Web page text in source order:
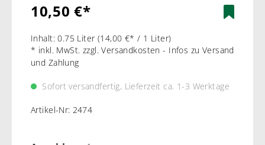
10,50 €*
Inhalt:0.75 Liter (14,00 €* / 1 Liter)
* inkl. MwSt. zzgl. Versandkosten - Infos zu Versand
und Zahlung
Sofort versandfertig, Lieferzeit ca. 1-3 Werktage
Artikel-Nr: 2474